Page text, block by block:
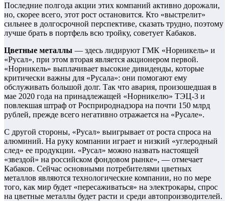
Последние полгода акции этих компаний активно дорожали,
но, скорее всего, этот рост остановится. Кто «выстрелит»
сильнее в долгосрочной перспективе, сказать трудно, поэтому
лучше брать в портфель всю тройку, советует Кабаков.
Цветные металлы — здесь лидируют ГМК «Норникель» и
«Русал», при этом вторая является акционером первой.
«Норникель» выплачивает высокие дивиденды, которые
критически важны для «Русала»: они помогают ему
обслуживать большой долг. Так что авария, произошедшая в
мае 2020 года на принадлежащей «Норникелю» ТЭЦ-3 и
повлекшая штраф от Росприроднадзора на почти 150 млрд
рублей, прежде всего негативно отражается на «Русале».
С другой стороны, «Русал» выигрывает от роста спроса на
алюминий. На руку компании играет и низкий «углеродный
след» ее продукции. «Русал» можно назвать настоящей
«звездой» на российском фондовом рынке», — отмечает
Кабаков. Сейчас основными потребителями цветных
металлов являются технологические компании, но по мере
того, как мир будет «пересаживаться» на электрокары, спрос
на цветные металлы будет расти и среди автопроизводителей.